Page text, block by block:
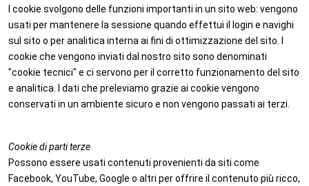
I cookie svolgono delle funzioni importanti in un sito web: vengono
usati per mantenere la sessione quando effettui il login e navighi
sul sito o per analitica interna ai fini di ottimizzazione del sito. I
cookie che vengono inviati dal nostro sito sono denominati
"cookie tecnici" e ci servono per il corretto funzionamento del sito
e analitica. I dati che preleviamo grazie ai cookie vengono
conservati in un ambiente sicuro e non vengono passati ai terzi.
Cookie di parti terze
Possono essere usati contenuti provenienti da siti come
Facebook, YouTube, Google o altri per offrire il contenuto più ricco,